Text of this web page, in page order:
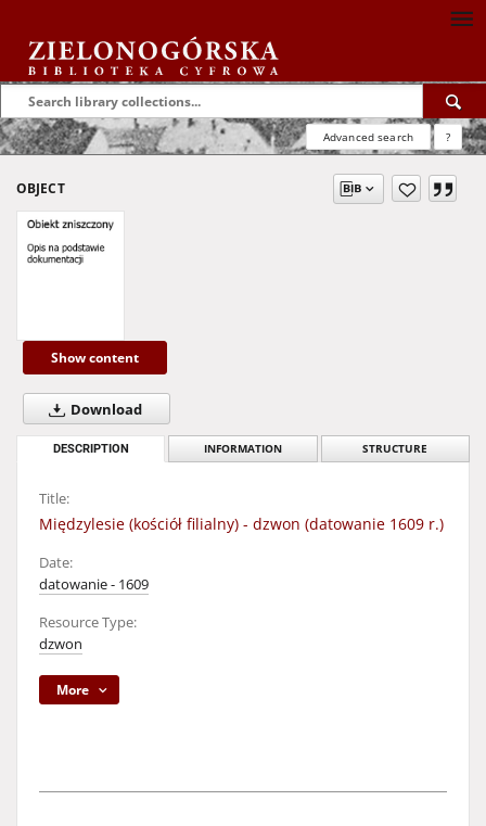
Advanced search ?
OBJECT
Show content
Download
DESCRIPTION INFORMATION STRUCTURE
Title:
Międzylesie (kościół filialny) - dzwon (datowanie 1609 r.)
Date:
datowanie - 1609
Resource Type:
dzwon
More